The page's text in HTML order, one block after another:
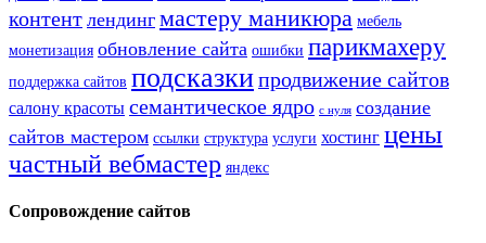
контент лендинг мастеру маникюра мебель
монетизация обновление сайта ошибки парикмахеру
поддержка сайтов подсказкипродвижение сайтов
салону красоты семантическое ядро с нуля создание
сайтов мастером ссылки структура услуги хостинг цены
частный вебмастер яндекс
Сопровождение сайтов